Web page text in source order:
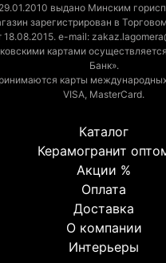
29.01.2010 выдано Минским
зарегистрирован в
18.08.2015. e-mail:
картами
Банк».
карты
VISA, MasterCard.
Каталог
Керамогранит
Акции %
Оплата
Доставка
О компании
Интерьеры